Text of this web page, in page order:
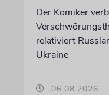
Der Komiker
relativiert
Ukraine
06.08.2026